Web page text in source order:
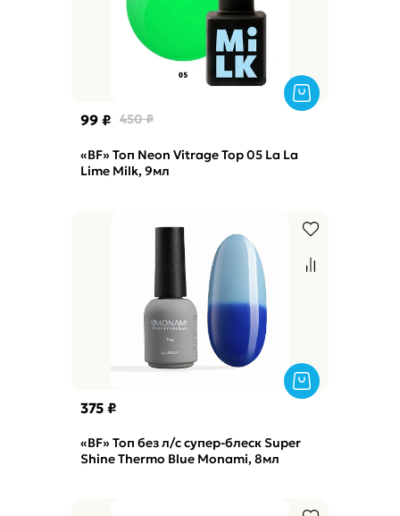
99 ₽ 450 ₽
«BF» Топ Neon Vitrage Top 05 La La
Lime Milk, 9мл
375 ₽
«BF» Топ без л/с супер-блеск Super
Shine Thermo Blue Monami, 8мл